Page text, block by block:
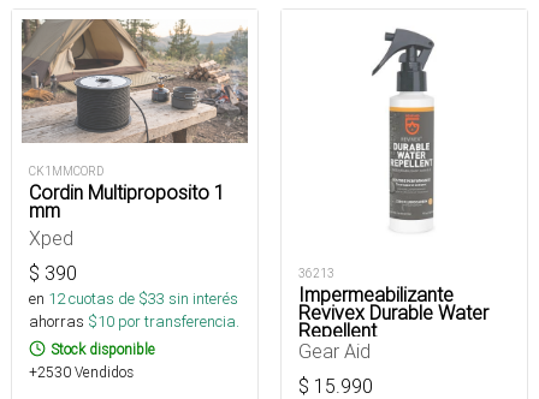
CK1MMCORD
Cordin Multiproposito 1
mm
Xped
$ 390
en 12cuotas de $33 sin interés
ahorras $10 por transferencia.
Stock disponible
+2530 Vendidos
36213
Impermeabilizante
Revivex Durable Water
Repellent
Gear Aid
$ 15.990